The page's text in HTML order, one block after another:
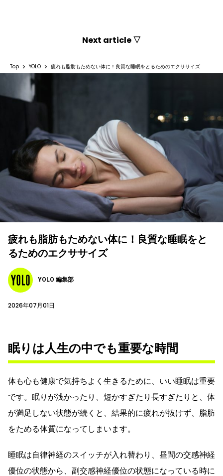
Next article ▽
Top YOLO 疲れも脂肪もためない体に！良質な睡眠をとるためのエクササイズ
疲れも脂肪もためない体に！良質な睡眠をと
るためのエクササイズ
YOLO 編集部
2026年07月01日
眠りは人生の中でも重要な時間
体も心も健康で気持ちよく生きるために、いい睡眠は重要
です。眠りが浅かったり、短かすぎたり長すぎたりと、体
が満足しない状態が続くと、結果的に疲れが抜けず、脂肪
をためる体質になってしまいます。
睡眠は自律神経のスイッチが入れ替わり、昼間の交感神経
優位の状態から、副交感神経優位の状態になっている時に